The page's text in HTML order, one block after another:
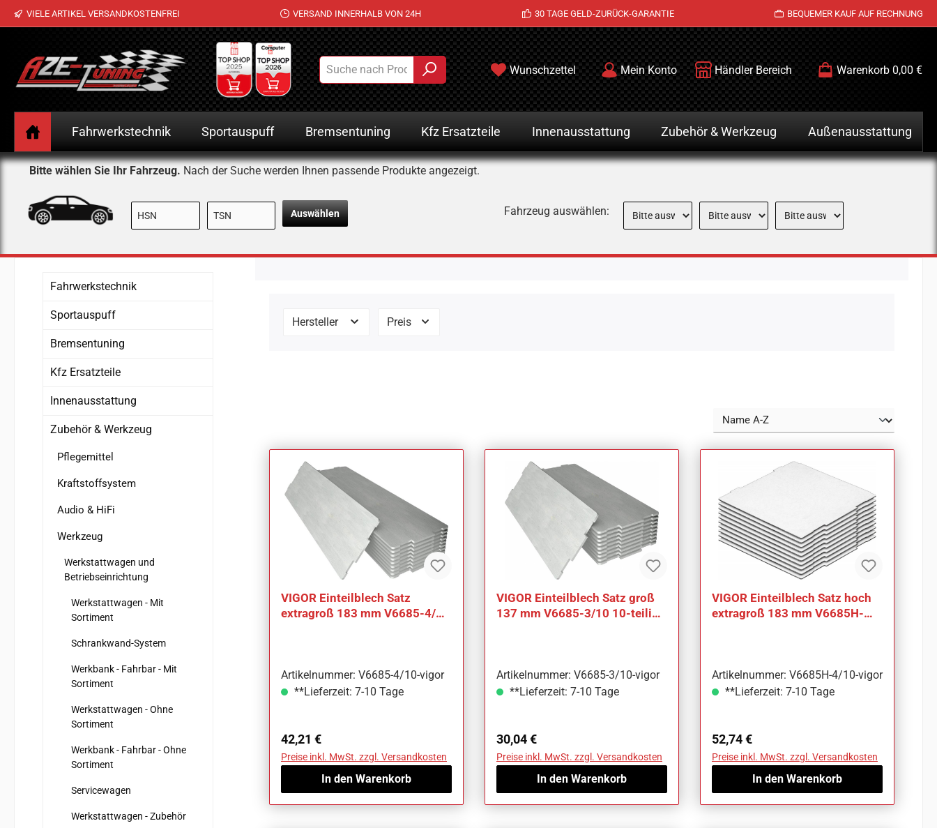
Hauptinhalt springen
Zur Suche springen
Zur Hauptnavigation springen
VIELE ARTIKEL VERSANDKOSTENFREI VERSAND INNERHALB VON 24H 30 TAGE GELD-ZURÜCK-GARANTIE BEQUEMER KAUF AUF RECHNUNG
Wunschzettel Mein Konto Händler Bereich Warenkorb 0,00 €
Fahrwerkstechnik Sportauspuff Bremsentuning Kfz Ersatzteile Innenausstattung Zubehör & Werkzeug Außenausstattung
Bitte wählen Sie Ihr Fahrzeug. Nach der Suche werden Ihnen passende Produkte angezeigt.
Auswählen Fahrzeug auswählen:
Fahrwerkstechnik
Sportauspuff
Bremsentuning
Kfz Ersatzteile
Innenausstattung
Zubehör & Werkzeug
Pflegemittel
Kraftstoffsystem
Audio & HiFi
Werkzeug
Werkstattwagen und
Betriebseinrichtung
Werkstattwagen - Mit
Sortiment
Schrankwand-System
Werkbank - Fahrbar - Mit
Sortiment
Werkstattwagen - Ohne
Sortiment
Werkbank - Fahrbar - Ohne
Sortiment
Servicewagen
Werkstattwagen - Zubehör
Hersteller Preis
VIGOR Einteilblech Satz
extragroß 183 mm V6685-4/10
Artikelnummer: V6685-4/10-vigor
**Lieferzeit: 7-10 Tage
Regulärer Preis:
42,21 €
Preise inkl. MwSt. zzgl. Versandkosten
In den Warenkorb
VIGOR Einteilblech Satz groß
137 mm V6685-3/10 10-teilig
Artikelnummer: V6685-3/10-vigor
**Lieferzeit: 7-10 Tage
Regulärer Preis:
30,04 €
Preise inkl. MwSt. zzgl. Versandkosten
In den Warenkorb
VIGOR Einteilblech Satz hoch
extragroß 183 mm V6685H-
Artikelnummer: V6685H-4/10-vigor
**Lieferzeit: 7-10 Tage
Regulärer Preis:
52,74 €
Preise inkl. MwSt. zzgl. Versandkosten
In den Warenkorb